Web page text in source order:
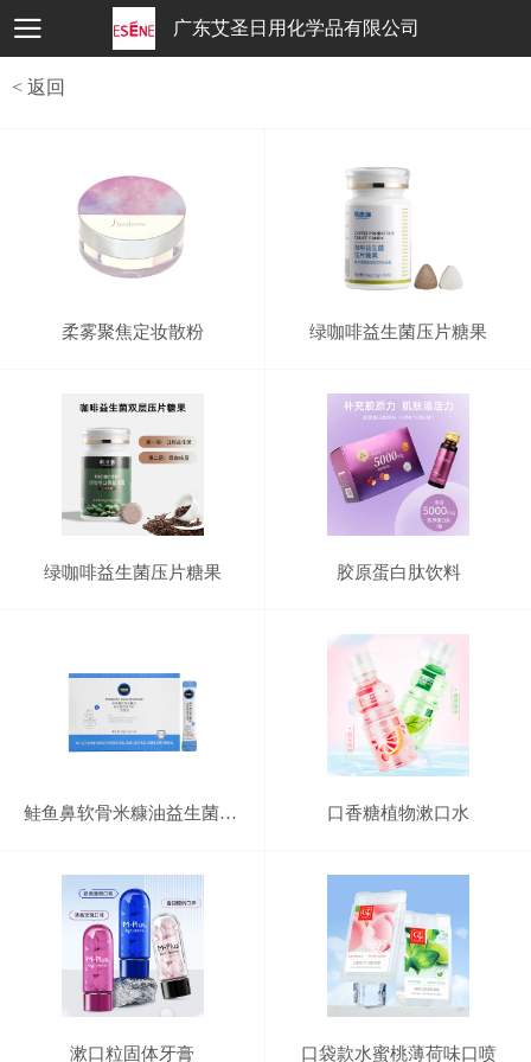
广东艾圣日用化学品有限公司
< 返回
柔雾聚焦定妆散粉 绿咖啡益生菌压片糖果
绿咖啡益生菌压片糖果 胶原蛋白肽饮料
鲑鱼鼻软骨米糠油益生菌固体饮料 口香糖植物漱口水
漱口粒固体牙膏 口袋款水蜜桃薄荷味口喷